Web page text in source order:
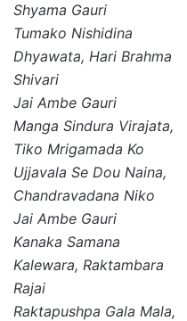
Shyama Gauri
Tumako Nishidina
Dhyawata, Hari Brahma
Shivari
Jai Ambe Gauri
Manga Sindura Virajata,
Tiko Mrigamada Ko
Ujjavala Se Dou Naina,
Chandravadana Niko
Jai Ambe Gauri
Kanaka Samana
Kalewara, Raktambara
Rajai
Raktapushpa Gala Mala,